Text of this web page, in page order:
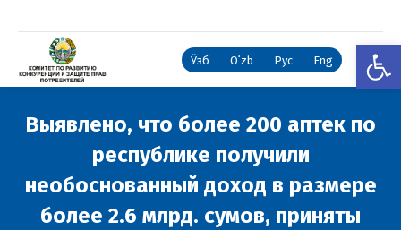
Ўзб Oʻzb Рус Eng
Выявлено, что более 200 аптек по
республике получили
необоснованный доход в размере
более 2.6 млрд. сумов, приняты